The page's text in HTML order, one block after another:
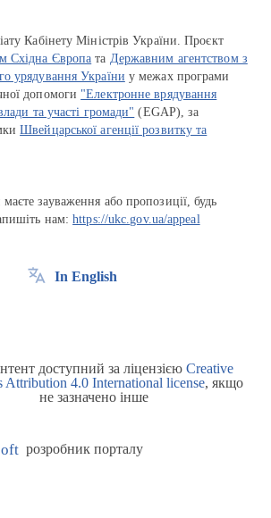
Кабінету Міністрів України. Проєкт
Східна Європа та Державним агентством з
урядування України у межах програми
допомоги "Електронне врядування
та участі громади" (EGAP), за
Швейцарської агенції розвитку та
зауваження або пропозиції, будь
нам:https://ukc.gov.ua/appeal
In English
доступний за ліцензією Creative
Attribution 4.0 International license, якщо
не зазначено інше
розробник порталу